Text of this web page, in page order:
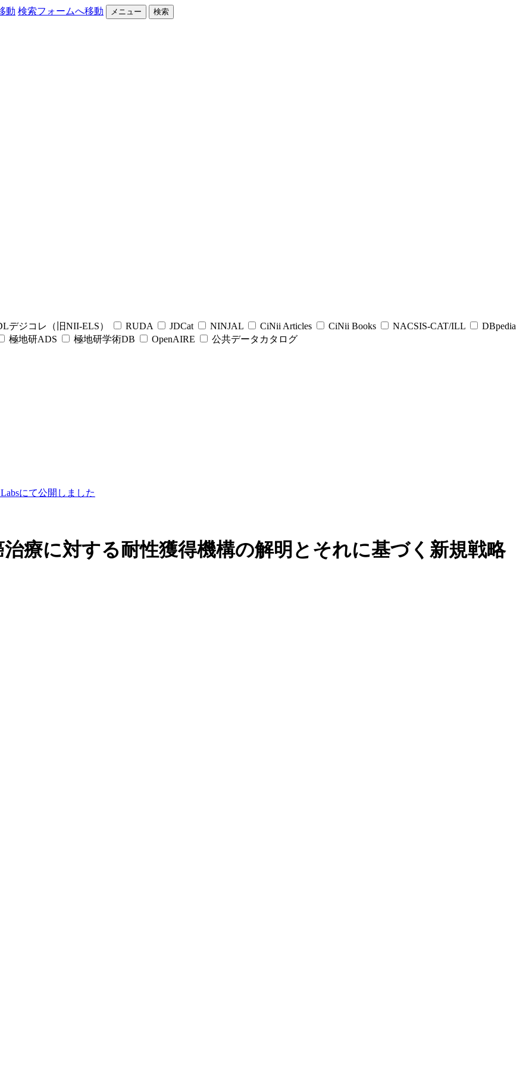
動 検索フォームへ移動 メニュー 検索
デジコレ（旧NII-ELS） RUDA JDCat NINJAL CiNii Articles CiNii Books NACSIS-CAT/ILL
DBpedia
極地研ADS 極地研学術DB OpenAIRE 公共データカタログ
にて公開しました
療に対する耐性獲得機構の解明とそれに基づく新規戦略